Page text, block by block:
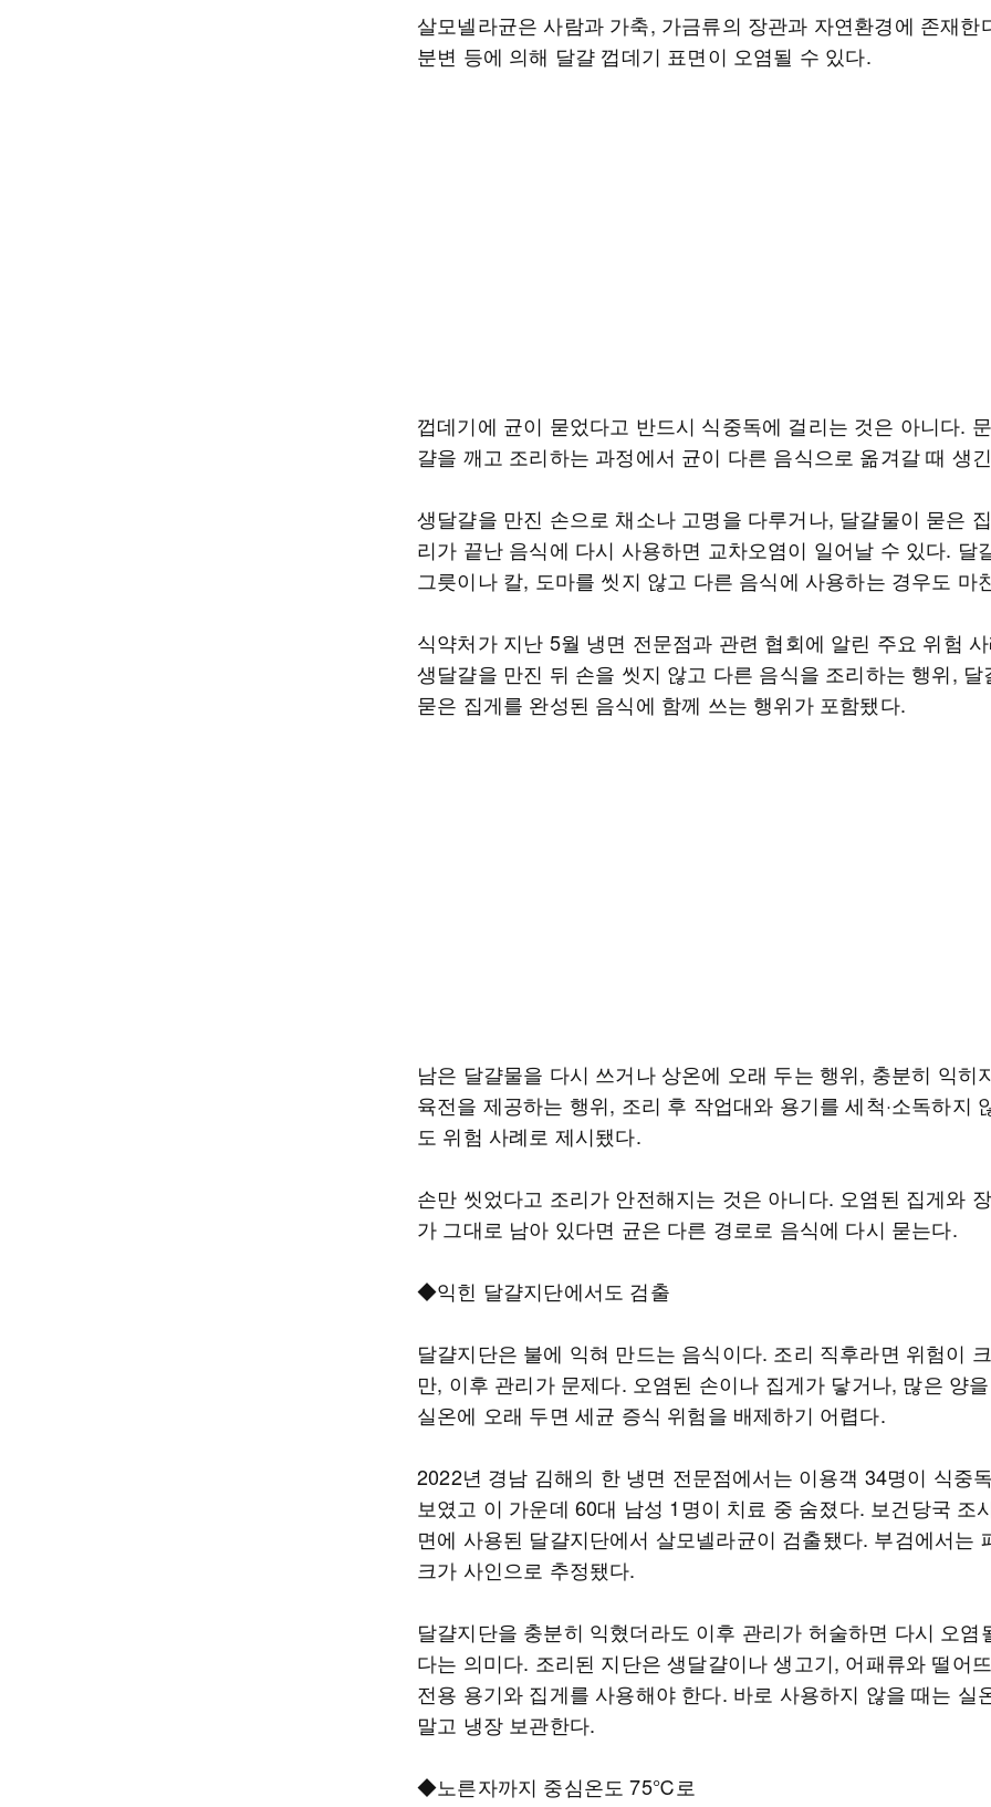
살모넬라균은 사람과 가축, 가금류의 장관과 자연환경에 존재한
분변 등에 의해 달걀 껍데기 표면이 오염될 수 있다.
껍데기에 균이 묻었다고 반드시 식중독에 걸리는 것은 아니다.
걀을 깨고 조리하는 과정에서 균이 다른 음식으로 옮겨갈 때 생
생달걀을 만진 손으로 채소나 고명을 다루거나, 달걀물이 묻은
리가 끝난 음식에 다시 사용하면 교차오염이 일어날 수 있다. 달
그릇이나 칼, 도마를 씻지 않고 다른 음식에 사용하는 경우도 마
식약처가 지난 5월 냉면 전문점과 관련 협회에 알린 주요 위험
생달걀을 만진 뒤 손을 씻지 않고 다른 음식을 조리하는 행위, 달
묻은 집게를 완성된 음식에 함께 쓰는 행위가 포함됐다.
남은 달걀물을 다시 쓰거나 상온에 오래 두는 행위, 충분히 익히
육전을 제공하는 행위, 조리 후 작업대와 용기를 세척·소독하지
도 위험 사례로 제시됐다.
손만 씻었다고 조리가 안전해지는 것은 아니다. 오염된 집게와
가 그대로 남아 있다면 균은 다른 경로로 음식에 다시 묻는다.
◆익힌 달걀지단에서도 검출
달걀지단은 불에 익혀 만드는 음식이다. 조리 직후라면 위험이
만, 이후 관리가 문제다. 오염된 손이나 집게가 닿거나, 많은 양
실온에 오래 두면 세균 증식 위험을 배제하기 어렵다.
2022년 경남 김해의 한 냉면 전문점에서는 이용객 34명이 식중
보였고 이 가운데 60대 남성 1명이 치료 중 숨졌다. 보건당국 조
면에 사용된 달걀지단에서 살모넬라균이 검출됐다. 부검에서는
크가 사인으로 추정됐다.
달걀지단을 충분히 익혔더라도 이후 관리가 허술하면 다시 오염
다는 의미다. 조리된 지단은 생달걀이나 생고기, 어패류와 떨어
전용 용기와 집게를 사용해야 한다. 바로 사용하지 않을 때는 실
말고 냉장 보관한다.
◆노른자까지 중심온도 75℃로